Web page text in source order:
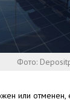
Фото:
или отменен,